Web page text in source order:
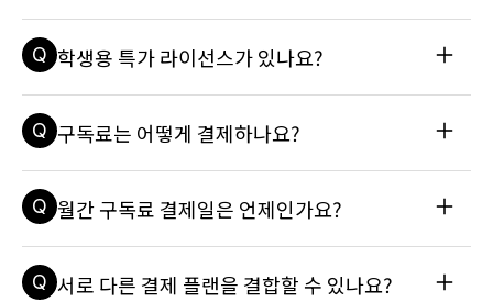
A
구독을 취소한 경우에도 마찬가지입니다.
Q 학생용 특가 라이선스가 있나요?
A
경우 13세, EU의 경우 16세) 이상으로 개인 정보 수집 및 처리
경우, Unity 교육 라이선스 또는 Unity 교육 담당자 플랜에 등
y Student 플랜은 어떻게 사용할 수 있나요?
Q 구독료는 어떻게 결제하나요?
A
이 UnionPay 보아콤프라(제한 사항 적용) 인보이스로 결제하
요?
Q 월간 구독료 결제일은 언제인가요?
A
일에 구독을 시작하면 다음 달 15일에 요금이 부과됩니다.
Q 서로 다른 결제 플랜을 결합할 수 있나요?